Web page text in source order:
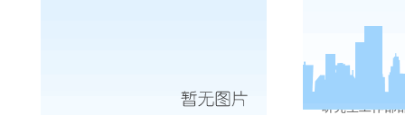
研究生工作部